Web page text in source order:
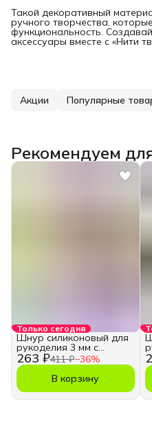
Такой декоративный
ручного творчества,
функциональность.
аксессуары вместе с «Нити
Акции Популярные
Рекомендуем
Только сегодня
263 ₽411 ₽−36%
Шнур силиконовый для
рукоделия 3 мм с
отверстием
В корзину